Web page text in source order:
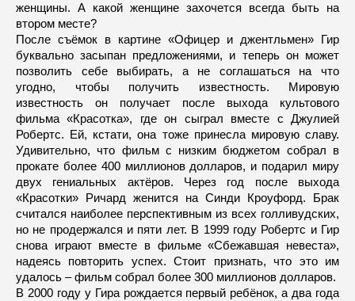
женщины. А какой женщине захочется всегда быть на
втором месте?
После съёмок в картине «Офицер и джентльмен» Гир
буквально засыпан предложениями, и теперь он может
позволить себе выбирать, а не соглашаться на что
угодно, чтобы получить известность. Мировую
известность он получает после выхода культового
фильма «Красотка», где он сыграл вместе с Джулией
Робертс. Ей, кстати, она тоже принесла мировую славу.
Удивительно, что фильм с низким бюджетом собрал в
прокате более 400 миллионов долларов, и подарил миру
двух гениальных актёров. Через год после выхода
«Красотки» Ричард женится на Синди Кроуфорд. Брак
считался наиболее перспективным из всех голливудских,
но не продержался и пяти лет. В 1999 году Робертс и Гир
снова играют вместе в фильме «Сбежавшая невеста»,
надеясь повторить успех. Стоит признать, что это им
удалось – фильм собрал более 300 миллионов долларов.
В 2000 году у Гира рождается первый ребёнок, а два года